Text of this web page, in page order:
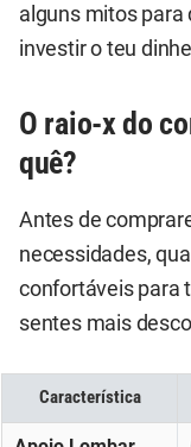
alguns mitos para
investir o teu
O raio-x do
quê?
Antes de
necessidades,
confortáveis para
sentes mais
Característica